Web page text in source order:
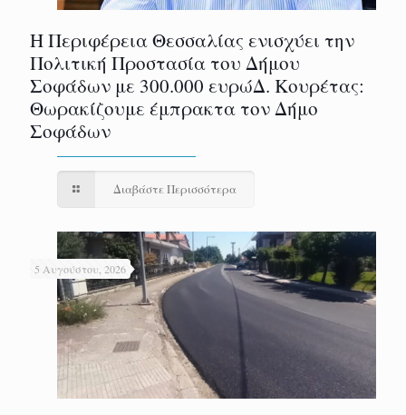
Η Περιφέρεια Θεσσαλίας ενισχύει την
Πολιτική Προστασία του Δήμου
Σοφάδων με 300.000 ευρώΔ. Κουρέτας:
Θωρακίζουμε έμπρακτα τον Δήμο
Σοφάδων
Διαβάστε Περισσότερα
5 Αυγούστου, 2026